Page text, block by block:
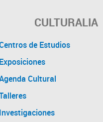
CULTURALIA
de Estudios
Exposiciones
Cultural
Investigaciones